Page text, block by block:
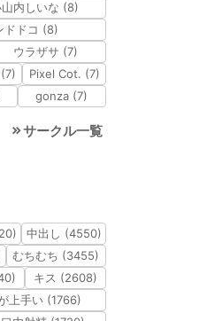
内しいな (8)
ドドコ (8)
ウラザサ (7)
Pixel Cot. (7)
gonza (7)
サークル一覧
中出し (4550)
むちむち (3455)
キス (2608)
上手い (1766)